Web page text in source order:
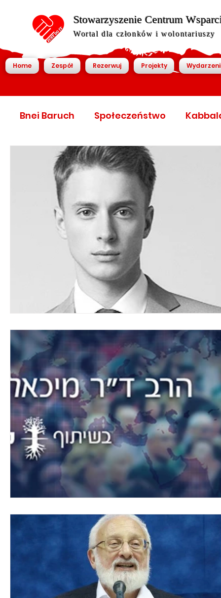
Stowarzyszenie Centrum
Wortal dla członków i wolontariuszy
Home Zespół Rezerwuj Projekty
Bnei Baruch Społeczeństwo
World Economic Forum World
World economic forum Światowy
Aktualności info
Wolontariusz Kryzysowy
System Lojalnościowy FUNDACJA
Ambasador Honorowy Dem. Republika
Czasopismo "Prawda" Ogloszenia
FUNDACJA „UCZYMY SIĘ RADOŚCI”
"Wspólna Droga" Indie Nigeria